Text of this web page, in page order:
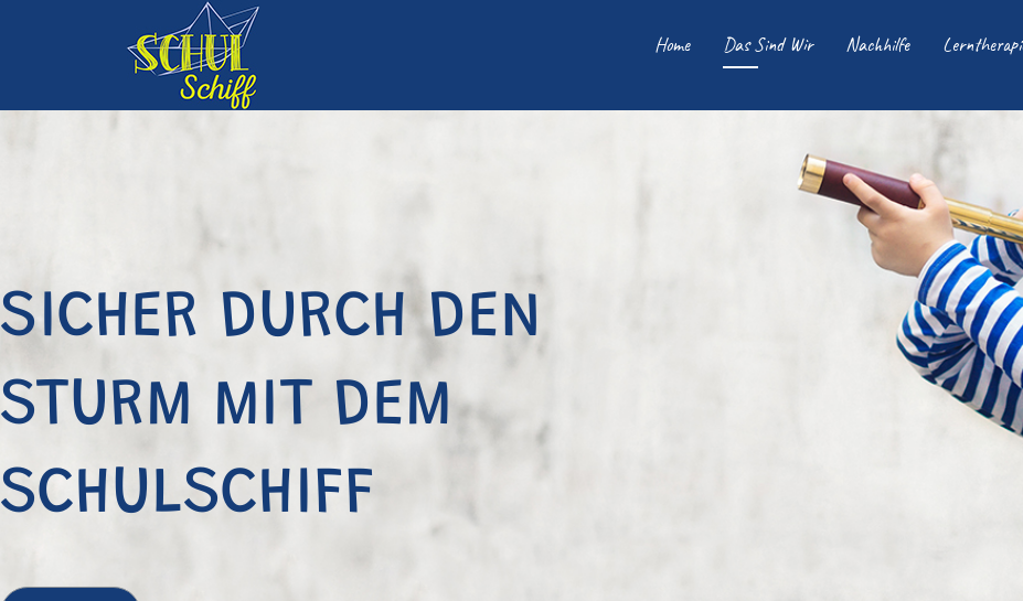
Home Das Sind Wir Nachhilfe
SICHER DURCH DEN
STURM MIT DEM
SCHULSCHIFF